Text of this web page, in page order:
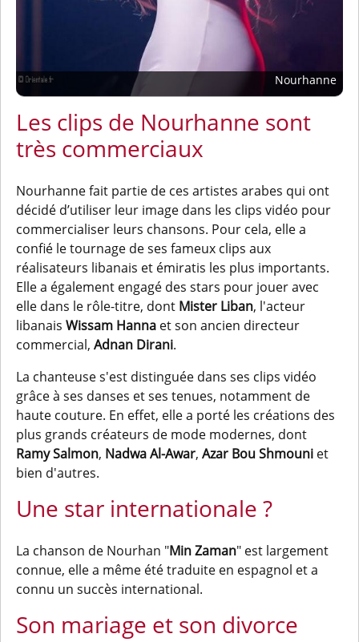
Nourhanne
Les clips de Nourhanne sont
très commerciaux
Nourhanne fait partie de ces artistes arabes qui ont
décidé d’utiliser leur image dans les clips vidéo pour
commercialiser leurs chansons. Pour cela, elle a
confié le tournage de ses fameux clips aux
réalisateurs libanais et émiratis les plus importants.
Elle a également engagé des stars pour jouer avec
elle dans le rôle-titre, dont Mister Liban, l'acteur
libanaisWissam Hanna et son ancien directeur
commercial,Adnan Dirani.
La chanteuse s'est distinguée dans ses clips vidéo
grâce à ses danses et ses tenues, notamment de
haute couture. En effet, elle a porté les créations des
plus grands créateurs de mode modernes, dont
Ramy Salmon, Nadwa Al-Awar,Azar Bou Shmouni et
bien d'autres.
Une star internationale ?
La chanson de Nourhan "Min Zaman" est largement
connue, elle a même été traduite en espagnol et a
connu un succès international.
Son mariage et son divorce